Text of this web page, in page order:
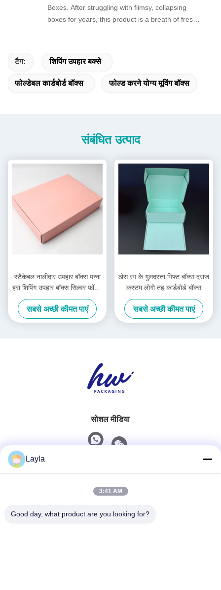
Boxes. After struggling with flimsy, collapsing
boxes for years, this product is a breath of fresh
टैग: शिपिंग उपहार बक्से
फोल्डेबल कार्डबोर्ड बॉक्स फोल्ड करने योग्य मूविंग बॉक्स
संबंधित उत्पाद
स्टैकेबल नालीदार उपहार बॉक्स पन्ना
हरा शिपिंग उपहार बॉक्स सिल्वर फ़ॉइल
गोल्ड मेटैलिक
सबसे अच्छी कीमत पाएं
ठोस रंग के गुलदस्ता गिफ्ट बॉक्स दराज
कस्टम लोगो तह कार्डबोर्ड बॉक्स
सबसे अच्छी कीमत पाएं
सोशल मीडिया
0086-18688885859
Layla
3:41 AM
Good day, what product are you looking for?